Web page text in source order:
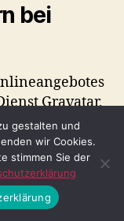
bei
Gravatar,
Street San
ist ein
und
mit der
gestalten und
wir Cookies.
stimmen Sie der